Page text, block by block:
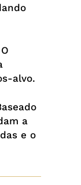
alvo.
a
e o